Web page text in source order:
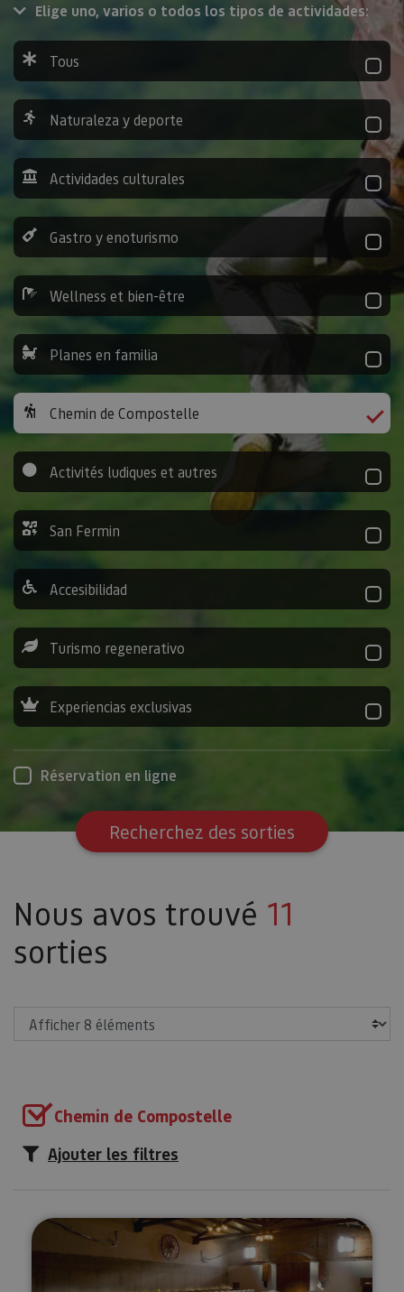
Elige uno, varios o todos los tipos de actividades:
Tous
Naturaleza y deporte
Actividades culturales
Gastro y enoturismo
Wellness et bien-être
Planes en familia
Chemin de Compostelle
Activités ludiques et autres
San Fermin
Accesibilidad
Turismo regenerativo
Experiencias exclusivas
Réservation en ligne
Recherchez des sorties
Nous avos trouvé 11
sorties
Chemin de Compostelle
Ajouter les filtres
Visita, cata y maridaje en